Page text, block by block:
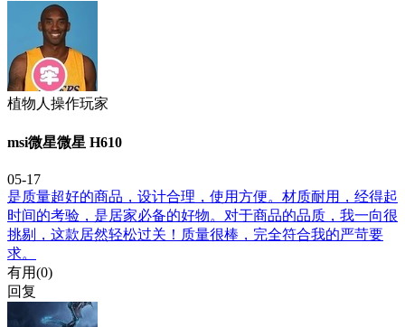
植物人操作玩家
msi微星微星 H610
05-17
是质量超好的商品，设计合理，使用方便。材质耐用，经得起
时间的考验，是居家必备的好物。对于商品的品质，我一向很
挑剔，这款居然轻松过关！质量很棒，完全符合我的严苛要
求。
有用(0)
回复